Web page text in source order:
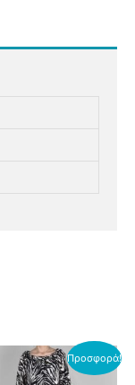
Προσφορά!
Original
price
Η
τρέχουσα